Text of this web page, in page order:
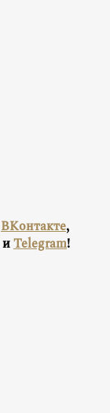
ВКонтакте,
иTelegram!